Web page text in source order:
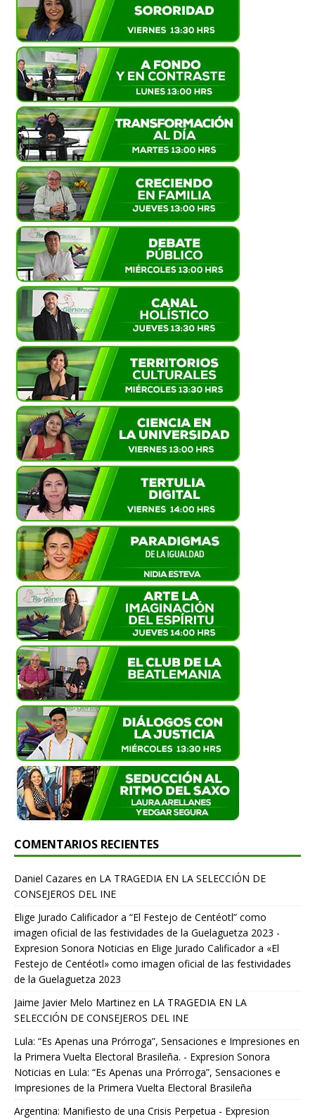
COMENTARIOS RECIENTES
Daniel Cazares en LA TRAGEDIA EN LA SELECCIÓN DE
CONSEJEROS DEL INE
Elige Jurado Calificador a “El Festejo de Centéotl” como
imagen oficial de las festividades de la Guelaguetza 2023 -
Expresion Sonora Noticias en Elige Jurado Calificador a «El
Festejo de Centéotl» como imagen oficial de las festividades
de la Guelaguetza 2023
Jaime Javier Melo Martinez en LA TRAGEDIA EN LA
SELECCIÓN DE CONSEJEROS DEL INE
Lula: “Es Apenas una Prórroga”, Sensaciones e Impresiones en
la Primera Vuelta Electoral Brasileña. - Expresion Sonora
Noticias en Lula: “Es Apenas una Prórroga”, Sensaciones e
Impresiones de la Primera Vuelta Electoral Brasileña
Argentina: Manifiesto de una Crisis Perpetua - Expresion